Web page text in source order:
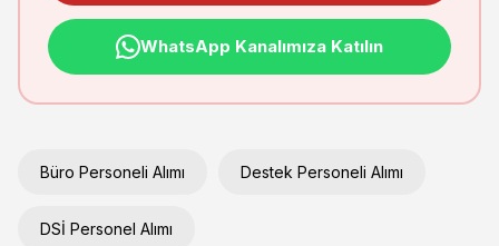
WhatsApp Kanalımıza Katılın
Büro Personeli Alımı Destek Personeli Alımı
DSİ Personel Alımı